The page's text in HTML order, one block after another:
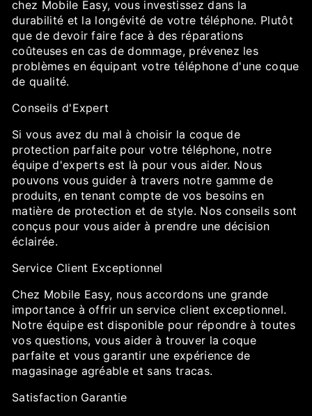
chez Mobile Easy, vous investissez dans la
durabilité et la longévité de votre téléphone. Plutôt
que de devoir faire face à des réparations
coûteuses en cas de dommage, prévenez les
problèmes en équipant votre téléphone d'une coque
de qualité.
Conseils d'Expert
Si vous avez du mal à choisir la coque de
protection parfaite pour votre téléphone, notre
équipe d'experts est là pour vous aider. Nous
pouvons vous guider à travers notre gamme de
produits, en tenant compte de vos besoins en
matière de protection et de style. Nos conseils sont
conçus pour vous aider à prendre une décision
éclairée.
Service Client Exceptionnel
Chez Mobile Easy, nous accordons une grande
importance à offrir un service client exceptionnel.
Notre équipe est disponible pour répondre à toutes
vos questions, vous aider à trouver la coque
parfaite et vous garantir une expérience de
magasinage agréable et sans tracas.
Satisfaction Garantie